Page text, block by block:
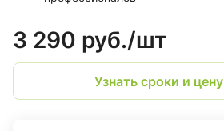
3 290 руб./шт
Узнать сроки и цену